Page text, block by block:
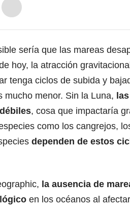
sería que las mareas
hoy, la atracción
tenga ciclos de subida y
mucho menor. Sin la Luna,
, cosa que impactaría
como los cangrejos,
dependen de estos
la ausencia de
en los océanos al